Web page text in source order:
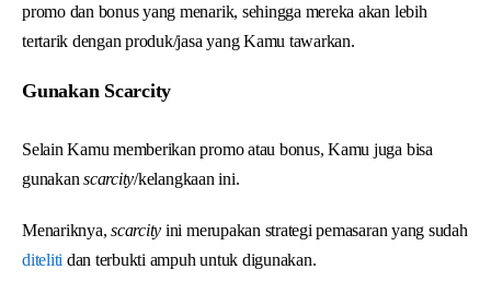
promo dan bonus yang menarik, sehingga mereka akan lebih
tertarik dengan produk/jasa yang Kamu tawarkan.
Gunakan Scarcity
Selain Kamu memberikan promo atau bonus, Kamu juga bisa
gunakanscarcity/kelangkaan ini.
Menariknya,scarcity ini merupakan strategi pemasaran yang sudah
diteliti dan terbukti ampuh untuk digunakan.